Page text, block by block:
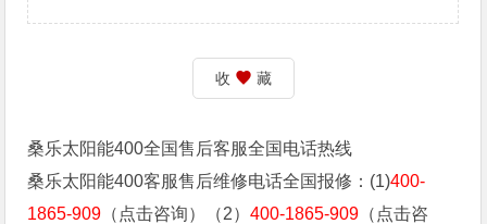
收 藏
桑乐太阳能400全国售后客服全国电话热线
桑乐太阳能400客服售后维修电话全国报修：(1)400-
1865-909 （点击咨询）（2）400-1865-909 （点击咨